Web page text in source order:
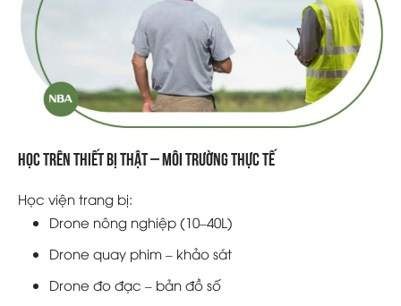
Học trên thiết bị thật – Môi trường thực tế
Học viện trang bị:
Drone nông nghiệp (10–40L)
Drone quay phim – khảo sát
Drone đo đạc – bản đồ số